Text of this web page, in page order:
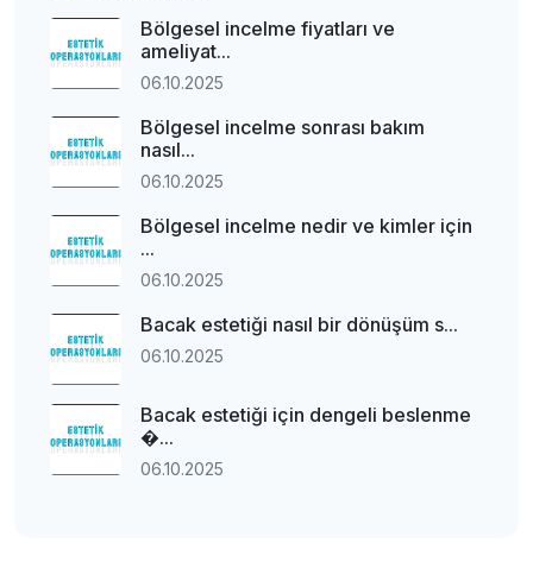
Bölgesel incelme fiyatları ve
ameliyat...
06.10.2025
Bölgesel incelme sonrası bakım
nasıl...
06.10.2025
Bölgesel incelme nedir ve kimler için
...
06.10.2025
Bacak estetiği nasıl bir dönüşüm s...
06.10.2025
Bacak estetiği için dengeli beslenme
�...
06.10.2025